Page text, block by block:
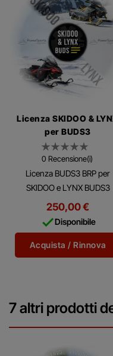
Licenza SKIDOO &
per BUDS3
0 Recensione(i)
Licenza BUDS3 BRP per
SKIDOO e LYNX BUDS3
(Software di Utilità e
Diagnostica BRP) è un
software diagnostico
completo multilingue che
consente...
250,00 €
Disponibile
Acquista / Rinnova
7 altri prodotti